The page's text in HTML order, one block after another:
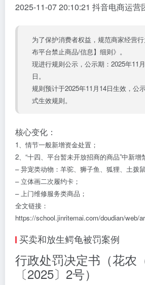
2025-11-07 20:10:21 抖音电商运营
为了保护消费者权益，规范商家经营
布平台禁止商品/信息】细则》。
现进行规则公示，公示期：2025年11
日。
规则预计于2025年11月14日生效，公
式生效规则。
核心变化：
1、情节一般新增资金处置；
2、“十四、平台暂未开放招商的商品”中新增
– 异宠类动物：羊驼、狮子鱼、狐狸、土拨鼠
– 立体画二次履约卡；
– 上门维修服务类商品；
全文链接：
https://school.jinritemai.com/doudian/web/
买卖和放生鳄龟被罚案例
行政处罚决定书（花农
〔2025〕2号）